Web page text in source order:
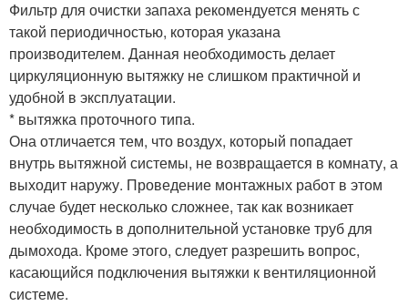
Фильтр для очистки запаха рекомендуется менять с
такой периодичностью, которая указана
производителем. Данная необходимость делает
циркуляционную вытяжку не слишком практичной и
удобной в эксплуатации.
* вытяжка проточного типа.
Она отличается тем, что воздух, который попадает
внутрь вытяжной системы, не возвращается в комнату, а
выходит наружу. Проведение монтажных работ в этом
случае будет несколько сложнее, так как возникает
необходимость в дополнительной установке труб для
дымохода. Кроме этого, следует разрешить вопрос,
касающийся подключения вытяжки к вентиляционной
системе.